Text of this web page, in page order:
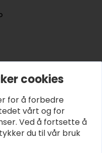
cookies
for å forbedre
vårt og for
Ved å fortsette å
du til vår bruk